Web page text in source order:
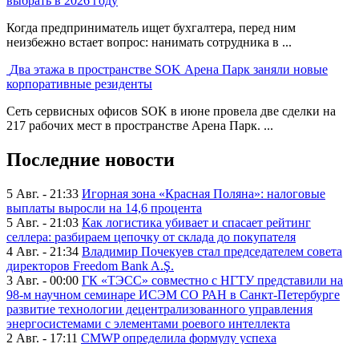
Когда предприниматель ищет бухгалтера, перед ним
неизбежно встает вопрос: нанимать сотрудника в ...
Два этажа в пространстве SOK Арена Парк заняли новые
корпоративные резиденты
Сеть сервисных офисов SOK в июне провела две сделки на
217 рабочих мест в пространстве Арена Парк. ...
Последние новости
5 Авг. - 21:33 Игорная зона «Красная Поляна»: налоговые
выплаты выросли на 14,6 процента
5 Авг. - 21:03 Как логистика убивает и спасает рейтинг
селлера: разбираем цепочку от склада до покупателя
4 Авг. - 21:34 Владимир Почекуев стал председателем совета
директоров Freedom Bank A.Ş.
3 Авг. - 00:00 ГК «ТЭСС» совместно с НГТУ представили на
98-м научном семинаре ИСЭМ СО РАН в Санкт-Петербурге
развитие технологии децентрализованного управления
энергосистемами с элементами роевого интеллекта
2 Авг. - 17:11 CMWP определила формулу успеха